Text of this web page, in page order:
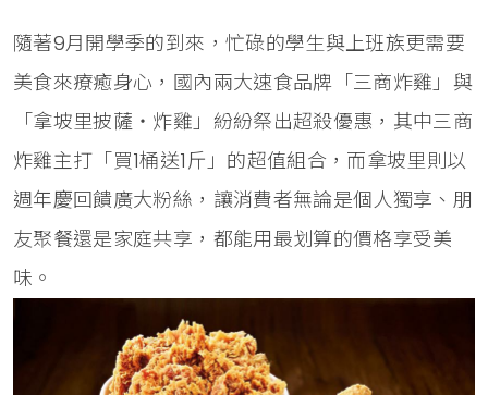
隨著9月開學季的到來，忙碌的學生與上班族更需要
美食來療癒身心，國內兩大速食品牌「三商炸雞」與
「拿坡里披薩‧炸雞」紛紛祭出超殺優惠，其中三商
炸雞主打「買1桶送1斤」的超值組合，而拿坡里則以
週年慶回饋廣大粉絲，讓消費者無論是個人獨享、朋
友聚餐還是家庭共享，都能用最划算的價格享受美
味。